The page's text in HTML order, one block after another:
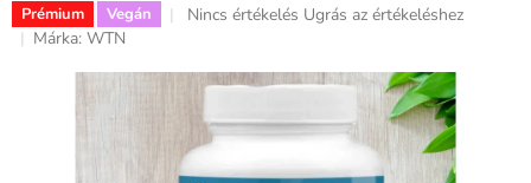
Prémium Vegán
A
értékelése
ből
0,0
csillag.
Nincs értékelés Ugrás az értékeléshez
Márka: WTN